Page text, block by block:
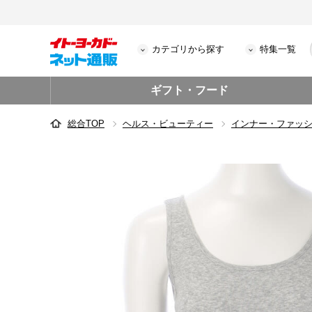
カテゴリから探す 特集一覧
ギフト・フード
総合TOP ヘルス・ビューティー インナー・ファッ